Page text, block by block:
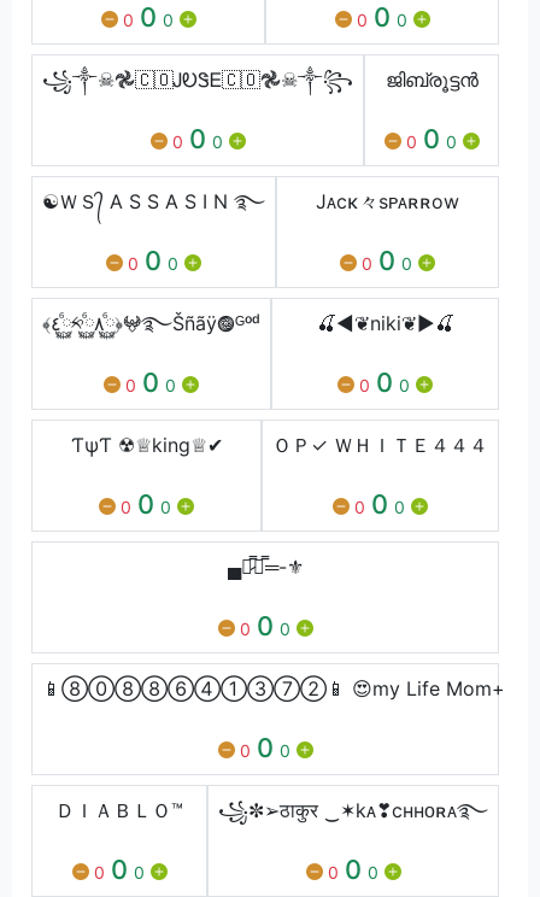
0 0 0 0 0 0
꧁༒☠︎𖣘🇨🇴ᎫᎧᏕᎬ🇨🇴𖣘☠︎༒꧂
0 0 0
ജിബ്രൂട്ടൻ
0 0 0
☯ＷＳ᭄ A S S A S I N ࿐
0 0 0
Jᴀcκ々sᴘᴀʀʀow
0 0 0
﴾٤࿆ⷠ༱࿆ⷠ٨࿆ⷠ﴿𖤍࿐Šñãÿ𖣐ᴳᵒᵈ
0 0 0
🍒◀❦niki❦▶🍒
0 0 0
ƬψƬ ☢♕king♕✔
0 0 0
ＯＰ✓ ＷＨＩＴＥ４４４
0 0 0
▄︻̷̿┻̿═-⚜️
0 0 0
📱⑧⓪⑧⑧⑥④①③⑦②📱 😍my Life Mom+
0 0 0
ＤＩＡＢＬＯ™
0 0 0
꧁✼➢ठाकुर ‿✶kᴀ❣cʜʜᴏʀᴀ࿐
0 0 0